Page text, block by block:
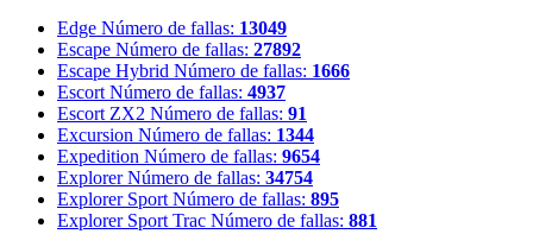
Edge Número de fallas: 13049
Escape Número de fallas: 27892
Escape Hybrid Número de fallas: 1666
Escort Número de fallas: 4937
Escort ZX2 Número de fallas: 91
Excursion Número de fallas: 1344
Expedition Número de fallas: 9654
Explorer Número de fallas: 34754
Explorer Sport Número de fallas: 895
Explorer Sport Trac Número de fallas: 881